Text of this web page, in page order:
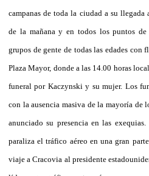
campanas de toda la ciudad a su llegada
de la mañana y en todos los puntos
grupos de gente de todas las edades con
Plaza Mayor, donde a las 14.00 horas
funeral por Kaczynski y su mujer. Los
con la ausencia masiva de la mayoría de
anunciado su presencia en las
paraliza el tráfico aéreo en una gran
viaje a Cracovia al presidente